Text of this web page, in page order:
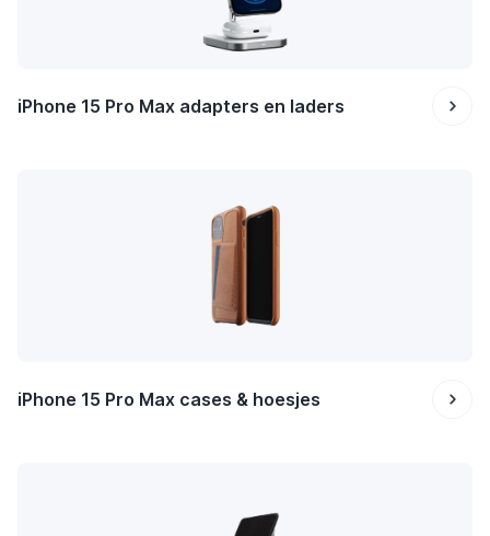
iPhone 15 Pro Max adapters en laders
iPhone 15 Pro Max cases & hoesjes